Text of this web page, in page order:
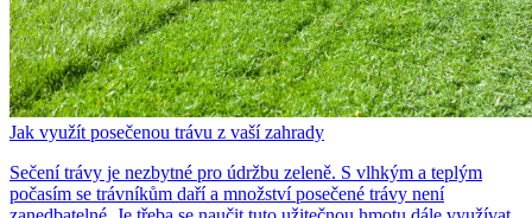
Jak využít posečenou trávu z vaší zahrady
Sečení trávy je nezbytné pro údržbu zeleně. S vlhkým a teplým
počasím se trávníkům daří a množství posečené trávy není